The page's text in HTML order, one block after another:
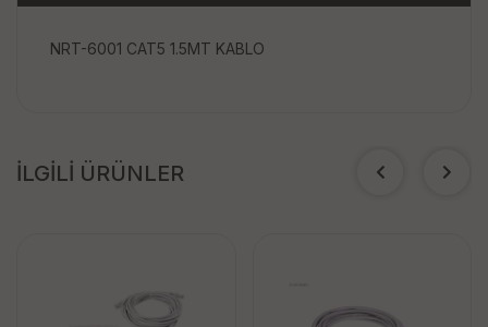
NRT-6001 CAT5 1.5MT KABLO
İLGİLİ ÜRÜNLER